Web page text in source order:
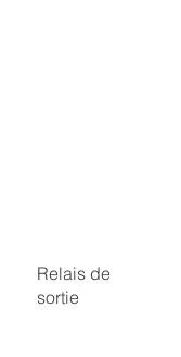
Relais de
sortie